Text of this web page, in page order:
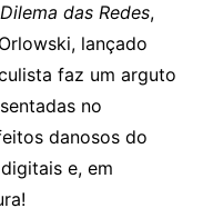
das Redes,
lançado
faz um arguto
no
danosos do
e, em